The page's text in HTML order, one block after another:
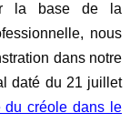
la base de la
nous
dans notre
daté du 21 juillet
du créole dans le